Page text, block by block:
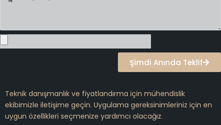
Şimdi Anında Teklif
Teknik danışmanlık ve fiyatlandırma için mühendislik
ekibimizle iletişime geçin. Uygulama gereksinimleriniz için en
uygun özellikleri seçmenize yardımcı olacağız.